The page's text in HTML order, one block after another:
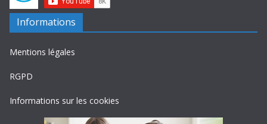
Informations
Mentions légales
RGPD
Informations sur les cookies